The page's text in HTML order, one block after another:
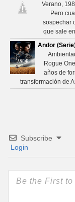
Verano,
Pero
sospechar
que sale
Andor
Rogue
años de
transformación de
Subscribe
Login